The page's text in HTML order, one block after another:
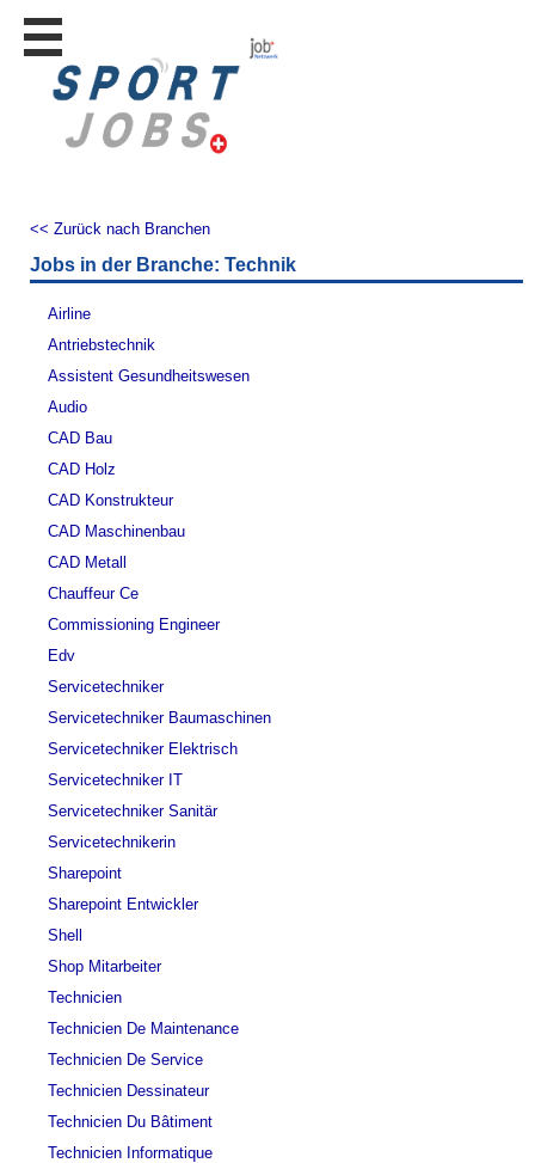
Stellen
finden
inserieren
Personalberatungen
Tipp's
WERBUNG
JOB-
Lehrstellen
finden
Lehrstellen
gratis
inserieren
<< Zurück nach Branchen
Jobs in der Branche: Technik
Airline
Antriebstechnik
Assistent Gesundheitswesen
Audio
CAD Bau
CAD Holz
CAD Konstrukteur
CAD Maschinenbau
CAD Metall
Chauffeur Ce
Commissioning Engineer
Edv
Servicetechniker
Servicetechniker Baumaschinen
Servicetechniker Elektrisch
Servicetechniker IT
Servicetechniker Sanitär
Servicetechnikerin
Sharepoint
Sharepoint Entwickler
Shell
Shop Mitarbeiter
Technicien
Technicien De Maintenance
Technicien De Service
Technicien Dessinateur
Technicien Du Bâtiment
Technicien Informatique